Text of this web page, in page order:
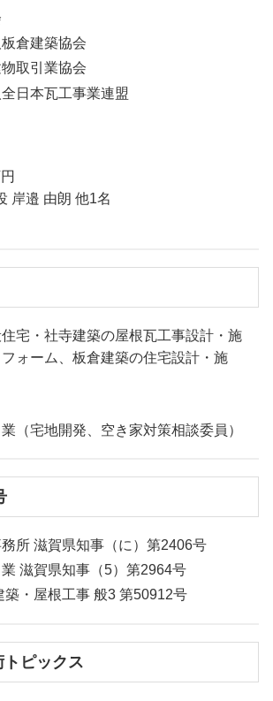
倉建築協会
取引業協会
日本瓦工事業連盟
岸邉 由朗 他1名
宅・社寺建築の屋根瓦工事設計・施
ォーム、板倉建築の住宅設計・施
（宅地開発、空き家対策相談委員）
所 滋賀県知事（に）第2406号
滋賀県知事（5）第2964号
築・屋根工事 般3 第50912号
トピックス